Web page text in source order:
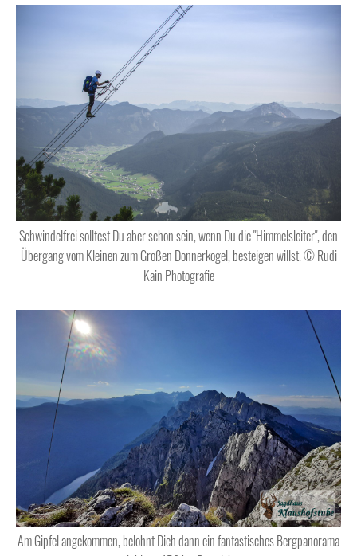
Schwindelfrei solltest Du aber schon sein, wenn Du die "Himmelsleiter", den
Übergang vom Kleinen zum Großen Donnerkogel, besteigen willst. © Rudi
Kain Photografie
Am Gipfel angekommen, belohnt Dich dann ein fantastisches Bergpanorama